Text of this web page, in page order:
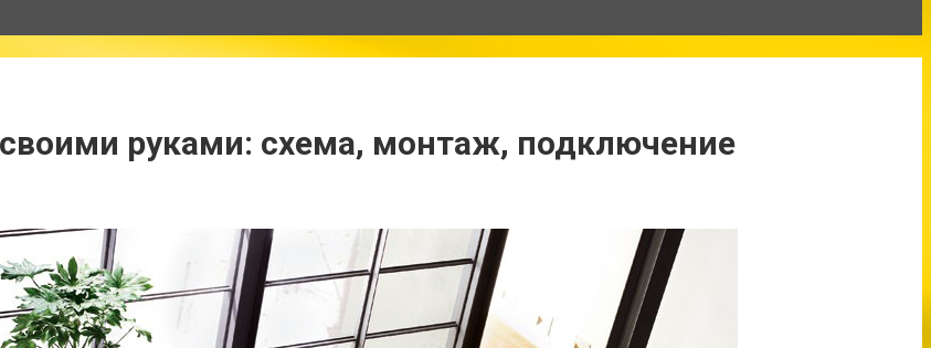
руками: схема, монтаж, подключение